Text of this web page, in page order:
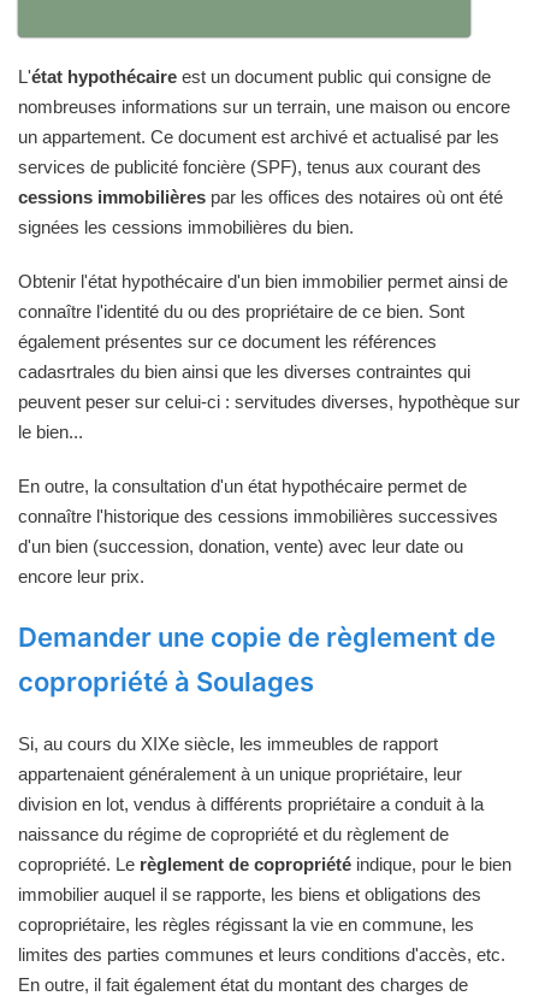
L'état hypothécaire est un document public qui consigne de
nombreuses informations sur un terrain, une maison ou encore
un appartement. Ce document est archivé et actualisé par les
services de publicité foncière (SPF), tenus aux courant des
cessions immobilières par les offices des notaires où ont été
signées les cessions immobilières du bien.
Obtenir l'état hypothécaire d'un bien immobilier permet ainsi de
connaître l'identité du ou des propriétaire de ce bien. Sont
également présentes sur ce document les références
cadasrtrales du bien ainsi que les diverses contraintes qui
peuvent peser sur celui-ci : servitudes diverses, hypothèque sur
le bien...
En outre, la consultation d'un état hypothécaire permet de
connaître l'historique des cessions immobilières successives
d'un bien (succession, donation, vente) avec leur date ou
encore leur prix.
Demander une copie de règlement de
copropriété à Soulages
Si, au cours du XIXe siècle, les immeubles de rapport
appartenaient généralement à un unique propriétaire, leur
division en lot, vendus à différents propriétaire a conduit à la
naissance du régime de copropriété et du règlement de
copropriété. Le règlement de copropriété indique, pour le bien
immobilier auquel il se rapporte, les biens et obligations des
copropriétaire, les règles régissant la vie en commune, les
limites des parties communes et leurs conditions d'accès, etc.
En outre, il fait également état du montant des charges de